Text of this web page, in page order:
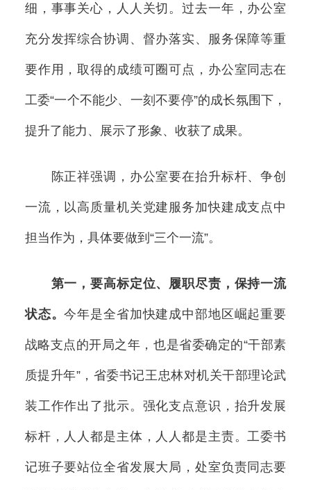
细，事事关心，人人关切。过去一年，办公室
充分发挥综合协调、督办落实、服务保障等重
要作用，取得的成绩可圈可点，办公室同志在
工委“一个不能少、一刻不要停”的成长氛围下，
提升了能力、展示了形象、收获了成果。
陈正祥强调，办公室要在抬升标杆、争创
一流，以高质量机关党建服务加快建成支点中
担当作为，具体要做到“三个一流”。
第一，要高标定位、履职尽责，保持一流
状态。今年是全省加快建成中部地区崛起重要
战略支点的开局之年，也是省委确定的“干部素
质提升年”，省委书记王忠林对机关干部理论武
装工作作出了批示。强化支点意识，抬升发展
标杆，人人都是主体，人人都是主责。工委书
记班子要站位全省发展大局，处室负责同志要